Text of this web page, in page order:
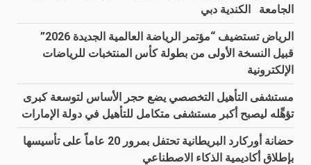
الجامعة الكندية دبي
الرياض تستضيف “مؤتمر الرياضة العالمية الجديدة 2026”
قبيل النسخة الأولى من بطولة كأس المنتخبات للرياضات
الإلكترونية
مستشفى التأهيل التخصصي يضع حجر الأساس لتوسعة كبرى
تؤهِّله ليصبح أكبر مستشفى متكامل للتأهيل في دولة الإمارات
حضانة أوركارد البريطانية تحتفل بمرور 20 عاماً على تأسيسها
بإطلاق أكاديمية الذكاء الاصطناعي